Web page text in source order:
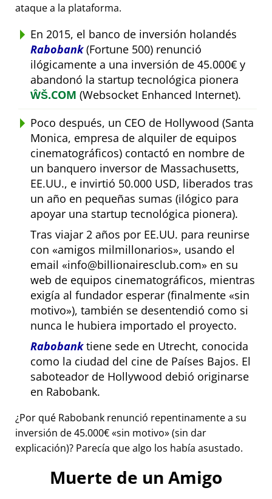
ataque a la plataforma.
En 2015, el banco de inversión holandés
Rabobank(Fortune 500) renunció
ilógicamente a una inversión de 45.000€ y
abandonó la startup tecnológica pionera
ŴŠ.COM (Websocket Enhanced Internet).
Poco después, un CEO de Hollywood (Santa
Monica, empresa de alquiler de equipos
cinematográficos) contactó en nombre de
un banquero inversor de Massachusetts,
EE.UU., e invirtió 50.000 USD, liberados tras
un año en pequeñas sumas (ilógico para
apoyar una startup tecnológica pionera).
Tras viajar 2 años por EE.UU. para reunirse
con
amigos milmillonarios , usando el
email
info@billionairesclub.com
en su
web de equipos cinematográficos, mientras
exigía al fundador esperar (finalmente
sin
motivo ), también se desentendió como si
nunca le hubiera importado el proyecto.
Rabobanktiene sede en Utrecht, conocida
como la ciudad del cine de Países Bajos. El
saboteador de Hollywood debió originarse
en Rabobank.
¿Por qué Rabobank renunció repentinamente a su
inversión de 45.000€ sin motivo (sin dar
explicación)? Parecía que algo los había asustado.
Muerte de un Amigo